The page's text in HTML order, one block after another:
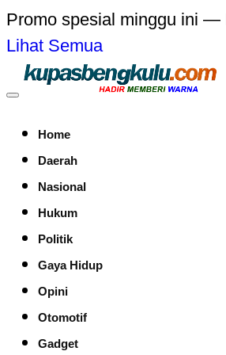
Promo spesial minggu ini —
Lihat Semua
Home
Daerah
Nasional
Hukum
Politik
Gaya Hidup
Opini
Otomotif
Gadget